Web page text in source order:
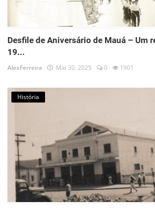
Desfile de Aniversário de Mauá – Um
19...
AlexFerreira Mai 30, 2025 0 1901
História